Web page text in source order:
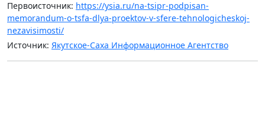
Первоисточник: https://ysia.ru/na-tsipr-podpisan-
memorandum-o-tsfa-dlya-proektov-v-sfere-tehnologicheskoj-
nezavisimosti/
Источник: Якутское-Саха Информационное Агентство